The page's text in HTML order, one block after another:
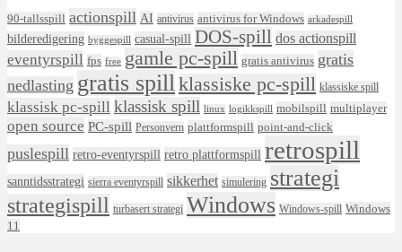
90-tallsspill actionspill AI antivirus antivirus for Windows arkadespill
bilderedigering byggespill casual-spill DOS-spill dos actionspill
eventyrspill fps free gamle pc-spill gratis antivirus gratis
nedlasting gratis spillklassiske pc-spill klassiske spill
klassisk pc-spill klassisk spill linux logikkspill mobilspill multiplayer
open source PC-spill Personvern plattformspill point-and-click
puslespill retro-eventyrspill retro plattformspill retrospill
sanntidsstrategi sierra eventyrspill sikkerhet simulering strategi
strategispill turbasert strategi Windows Windows-spill Windows
11